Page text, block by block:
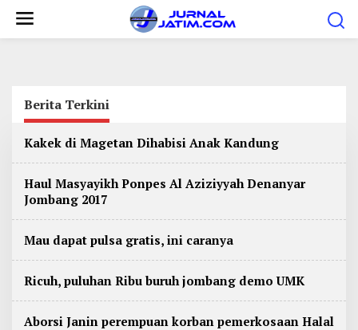
Berita Terkini
B
r
i
t
a
O
l
i
e
a
w
Kakek di Magetan Dihabisi Anak Kandung
Haul Masyayikh Ponpes Al Aziziyyah Denanyar
Jombang 2017
Mau dapat pulsa gratis, ini caranya
Ricuh, puluhan Ribu buruh jombang demo UMK
Aborsi Janin perempuan korban pemerkosaan Halal